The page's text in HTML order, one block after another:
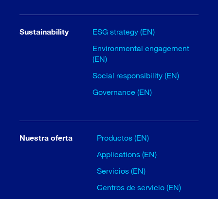
Sustainability
ESG strategy (EN)
Environmental engagement
(EN)
Social responsibility (EN)
Governance (EN)
Nuestra oferta
Productos (EN)
Applications (EN)
Servicios (EN)
Centros de servicio (EN)